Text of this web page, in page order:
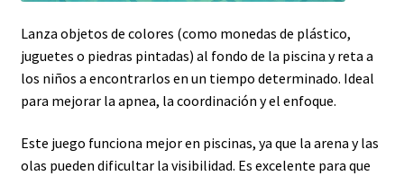
Lanza objetos de colores (como monedas de plástico,
juguetes o piedras pintadas) al fondo de la piscina y reta a
los niños a encontrarlos en un tiempo determinado. Ideal
para mejorar la apnea, la coordinación y el enfoque.
Este juego funciona mejor en piscinas, ya que la arena y las
olas pueden dificultar la visibilidad. Es excelente para que